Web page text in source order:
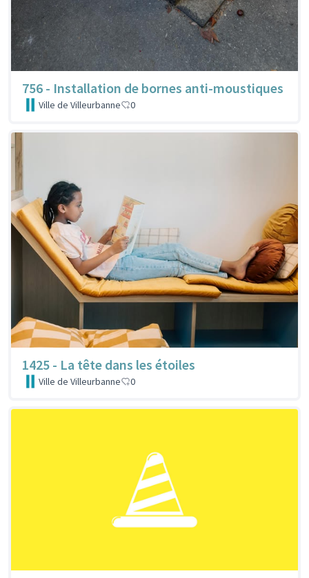
756 - Installation de bornes anti-moustiques
Ville de Villeurbanne 0
1425 - La tête dans les étoiles
Ville de Villeurbanne 0